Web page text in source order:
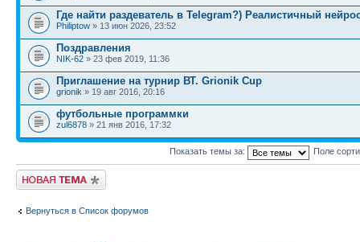
Где найти раздеватель в Telegram?) Реалистичный
Philiptow » 13 июн 2026, 23:52
Поздравления
NIK-62 » 23 фев 2019, 11:36
Приглашение на турнир ВТ. Grionik Cup
grionik » 19 авг 2016, 20:16
футбольные программки
zul6878 » 21 янв 2016, 17:32
Показать темы за: Поле
Новая тема
Вернуться в Список форумов